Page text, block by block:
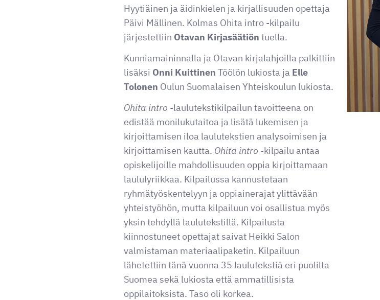
Hyytiäinen ja äidinkielen ja kirjallisuuden opettaja
Päivi Mällinen. Kolmas Ohita intro -kilpailu
järjestettiin Otavan Kirjasäätiön tuella.
Kunniamaininnalla ja Otavan kirjalahjoilla palkittiin
lisäksi Onni Kuittinen Töölön lukiosta ja Elle
Tolonen Oulun Suomalaisen Yhteiskoulun lukiosta.
Ohita intro -laulutekstikilpailun tavoitteena on
edistää monilukutaitoa ja lisätä lukemisen ja
kirjoittamisen iloa laulutekstien analysoimisen ja
kirjoittamisen kautta. Ohita intro -kilpailu antaa
opiskelijoille mahdollisuuden oppia kirjoittamaan
laululyriikkaa. Kilpailussa kannustetaan
ryhmätyöskentelyyn ja oppiainerajat ylittävään
yhteistyöhön, mutta kilpailuun voi osallistua myös
yksin tehdyllä laulutekstillä. Kilpailusta
kiinnostuneet opettajat saivat Heikki Salon
valmistaman materiaalipaketin. Kilpailuun
lähetettiin tänä vuonna 35 laulutekstiä eri puolilta
Suomea sekä lukiosta että ammatillisista
oppilaitoksista. Taso oli korkea.